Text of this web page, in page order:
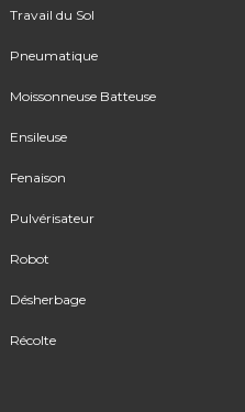
Travail du Sol
Pneumatique
Moissonneuse Batteuse
Ensileuse
Fenaison
Pulvérisateur
Robot
Désherbage
Récolte